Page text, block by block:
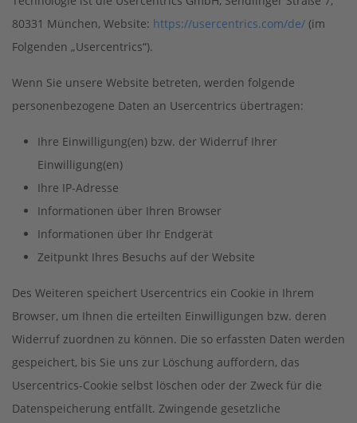
80331 München, Website: https://usercentrics.com/de/ (im
Folgenden „Usercentrics“).
Wenn Sie unsere Website betreten, werden folgende
personenbezogene Daten an Usercentrics übertragen:
Ihre Einwilligung(en) bzw. der Widerruf Ihrer
Einwilligung(en)
Ihre IP-Adresse
Informationen über Ihren Browser
Informationen über Ihr Endgerät
Zeitpunkt Ihres Besuchs auf der Website
Des Weiteren speichert Usercentrics ein Cookie in Ihrem
Browser, um Ihnen die erteilten Einwilligungen bzw. deren
Widerruf zuordnen zu können. Die so erfassten Daten werden
gespeichert, bis Sie uns zur Löschung auffordern, das
Usercentrics-Cookie selbst löschen oder der Zweck für die
Datenspeicherung entfällt. Zwingende gesetzliche